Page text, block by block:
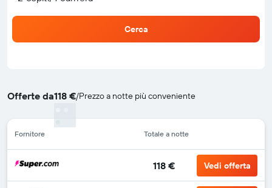
Cerca
Offerte da118 €/Prezzo a notte più conveniente
Fornitore Totale a notte
118 € Vedi offerta